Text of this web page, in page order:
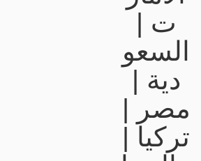
ت |
السعو
دية |
مصر |
تركيا |